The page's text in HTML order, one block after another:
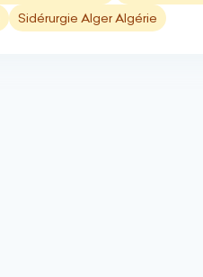
Sidérurgie Alger Algérie